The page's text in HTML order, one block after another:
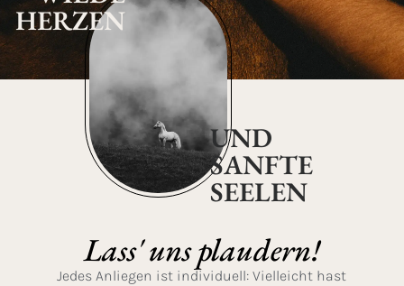
HERZEN
UND
SANFTE
SEELEN
Lass' uns plaudern!
Jedes Anliegen ist individuell: Vielleicht hast